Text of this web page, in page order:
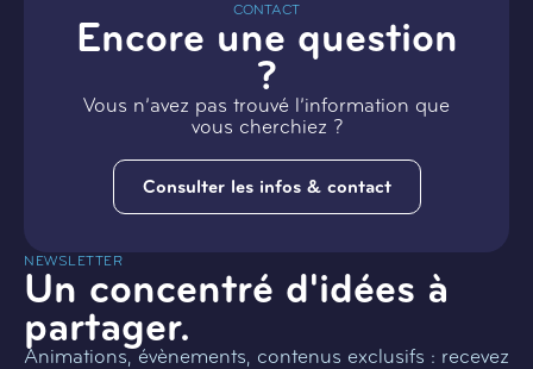
CONTACT
Encore une question
?
Vous n’avez pas trouvé l’information que
vous cherchiez ?
Consulter les infos & contact
NEWSLETTER
Un concentré d'idées à
partager.
Animations, évènements, contenus exclusifs : recevez